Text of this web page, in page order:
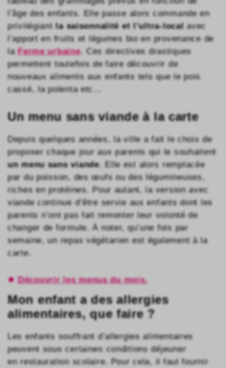
l’âge des enfants. Elle passe alors commande en
privilégiantla saisonnalité et l’ultra-local avec
l’apport en fruits et légumes bio en provenance de
laFerme urbaine. Ces directives drastiques
permettent toutefois de faire découvrir de
nouveaux aliments aux enfants tels que le pois
cassé, la polenta etc…
Un menu sans viande à la carte
Depuis quelques années, la ville a fait le choix de
proposer chaque jour aux parents qui le souhaitent
un menu sans viande. Elle est alors remplacée
par du poisson, des œufs ou des légumineuses,
riches en protéines. Pour autant, la version avec
viande continue d’être servie aux enfants dont les
parents n’ont pas fait remonter leur volonté de
changer de formule. À noter, qu’une fois par
semaine, un repas végétarien est également à la
carte.
Découvrir les menus du mois.
Mon enfant a des allergies
alimentaires, que faire ?
Les enfants souffrant d’allergies alimentaires
peuvent sous certaines conditions déjeuner
en restauration scolaire. Pour cela, il faut fournir